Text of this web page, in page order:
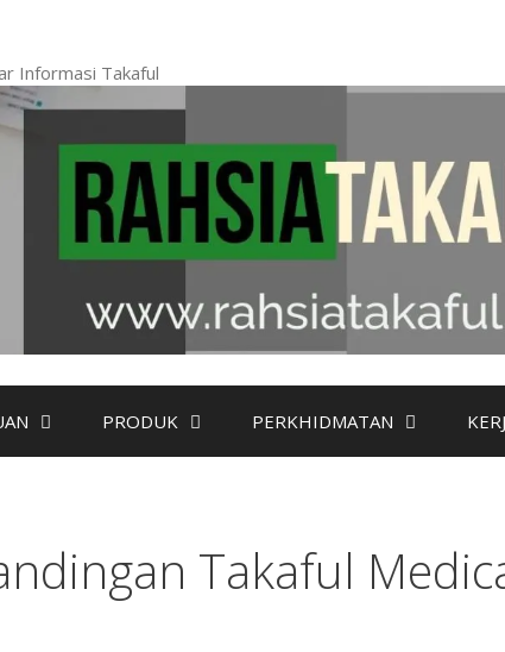
Informasi Takaful
PRODUK PERKHIDMATAN
Takaful